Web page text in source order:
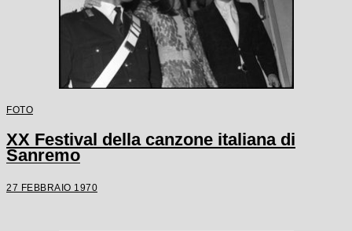
FOTO
XX Festival della canzone italiana di
Sanremo
27 FEBBRAIO 1970